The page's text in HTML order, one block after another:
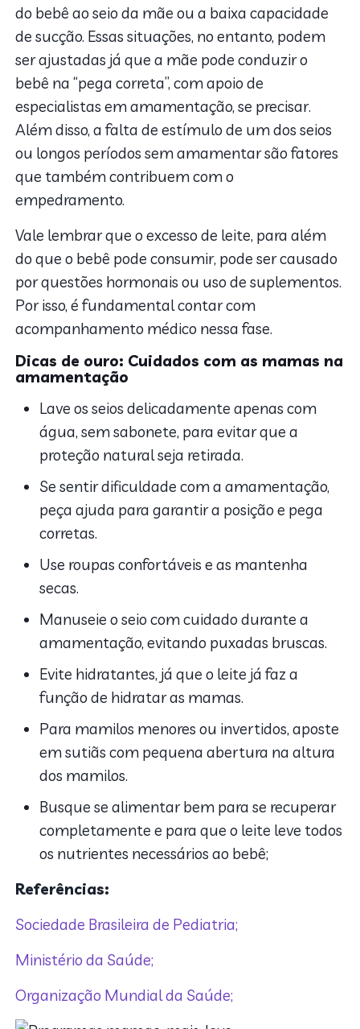
do bebê ao seio da mãe ou a baixa capacidade
de sucção. Essas situações, no entanto, podem
ser ajustadas já que a mãe pode conduzir o
bebê na “pega correta”, com apoio de
especialistas em amamentação, se precisar.
Além disso, a falta de estímulo de um dos seios
ou longos períodos sem amamentar são fatores
que também contribuem com o
empedramento.
Vale lembrar que o excesso de leite, para além
do que o bebê pode consumir, pode ser causado
por questões hormonais ou uso de suplementos.
Por isso, é fundamental contar com
acompanhamento médico nessa fase.
Dicas de ouro: Cuidados com as mamas na
amamentação
Lave os seios delicadamente apenas com
água, sem sabonete, para evitar que a
proteção natural seja retirada.
Se sentir dificuldade com a amamentação,
peça ajuda para garantir a posição e pega
corretas.
Use roupas confortáveis e as mantenha
secas.
Manuseie o seio com cuidado durante a
amamentação, evitando puxadas bruscas.
Evite hidratantes, já que o leite já faz a
função de hidratar as mamas.
Para mamilos menores ou invertidos, aposte
em sutiãs com pequena abertura na altura
dos mamilos.
Busque se alimentar bem para se recuperar
completamente e para que o leite leve todos
os nutrientes necessários ao bebê;
Referências:
Sociedade Brasileira de Pediatria;
Ministério da Saúde;
Organização Mundial da Saúde;